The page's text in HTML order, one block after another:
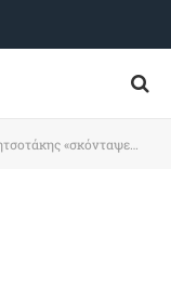
«σκόνταψε» και στην κοινοβουλευτική ομάδα του